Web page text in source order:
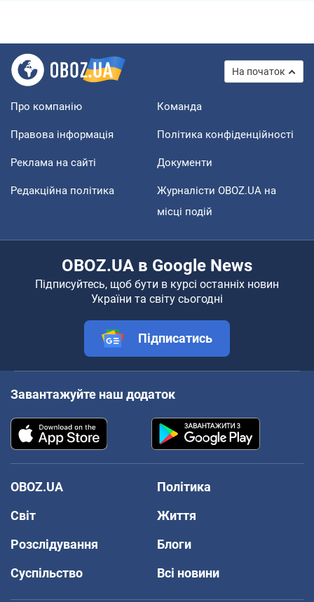
На початок
Про компанію Команда
Правова інформація Політика конфіденційності
Реклама на сайті Документи
Редакційна політика
Журналісти OBOZ.UA на
місці подій
OBOZ.UA в Google News
Підписуйтесь, щоб бути в курсі останніх новин
України та світу сьогодні
Підписатись
Завантажуйте наш додаток
OBOZ.UA
Політика
Світ
Життя
Розслідування
Блоги
Суспільство
Всі новини